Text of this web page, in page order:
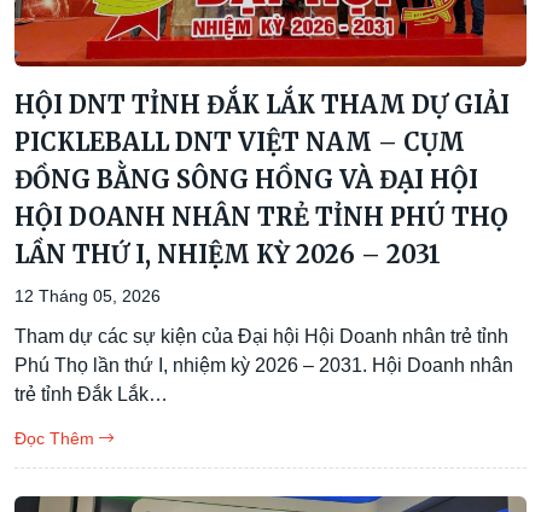
HỘI DNT TỈNH ĐẮK LẮK THAM DỰ GIẢI
PICKLEBALL DNT VIỆT NAM – CỤM
ĐỒNG BẰNG SÔNG HỒNG VÀ ĐẠI HỘI
HỘI DOANH NHÂN TRẺ TỈNH PHÚ THỌ
LẦN THỨ I, NHIỆM KỲ 2026 – 2031
12 Tháng 05, 2026
Tham dự các sự kiện của Đại hội Hội Doanh nhân trẻ tỉnh
Phú Thọ lần thứ I, nhiệm kỳ 2026 – 2031. Hội Doanh nhân
trẻ tỉnh Đắk Lắk…
Đọc Thêm